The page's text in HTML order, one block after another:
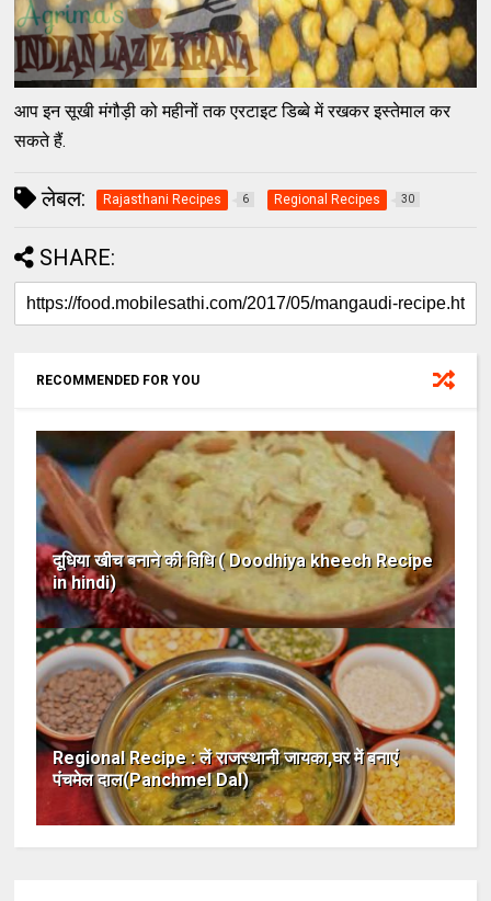
आप इन सूखी मंगौड़ी को महीनों तक एरटाइट डिब्बे में रखकर इस्तेमाल कर
सकते हैं.
लेबल: Rajasthani Recipes 6 Regional Recipes 30
SHARE:
RECOMMENDED FOR YOU
दूधिया खीच बनाने की विधि ( Doodhiya kheech Recipe
in hindi)
Regional Recipe : लें राजस्थानी जायका,घर में बनाएं
पंचमेल दाल(Panchmel Dal)